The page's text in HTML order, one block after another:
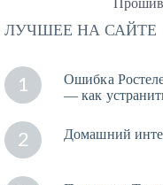
ЛУЧШЕЕ НА САЙТЕ
1
Ошибка
— как
2 Домашний